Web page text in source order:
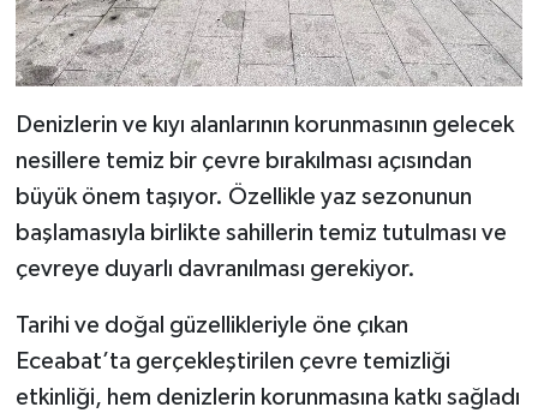
Denizlerin ve kıyı alanlarının korunmasının gelecek
nesillere temiz bir çevre bırakılması açısından
büyük önem taşıyor. Özellikle yaz sezonunun
başlamasıyla birlikte sahillerin temiz tutulması ve
çevreye duyarlı davranılması gerekiyor.
Tarihi ve doğal güzellikleriyle öne çıkan
Eceabat’ta gerçekleştirilen çevre temizliği
etkinliği, hem denizlerin korunmasına katkı sağladı